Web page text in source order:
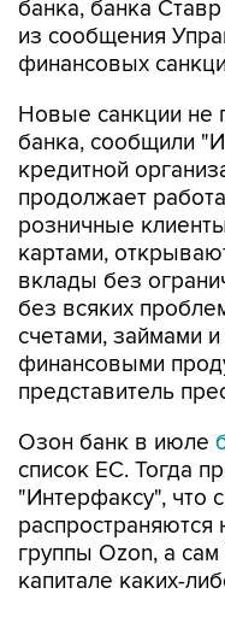
банка, банка
из сообщения
финансовых
Новые санкции не
банка, сообщили
кредитной
продолжает
розничные
картами,
вклады без
без всяких
счетами, займами
финансовыми
представитель
Озон банк в июле
список ЕС. Тогда
"Интерфаксу", что
группы Ozon, а
капитале каких-